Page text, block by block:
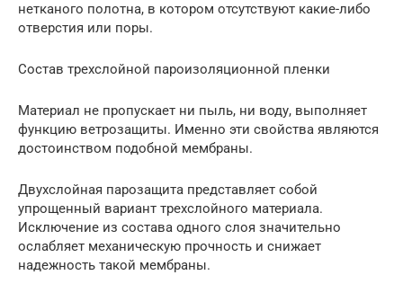
нетканого полотна, в котором отсутствуют какие-либо
отверстия или поры.
Состав трехслойной пароизоляционной пленки
Материал не пропускает ни пыль, ни воду, выполняет
функцию ветрозащиты. Именно эти свойства являются
достоинством подобной мембраны.
Двухслойная парозащита представляет собой
упрощенный вариант трехслойного материала.
Исключение из состава одного слоя значительно
ослабляет механическую прочность и снижает
надежность такой мембраны.